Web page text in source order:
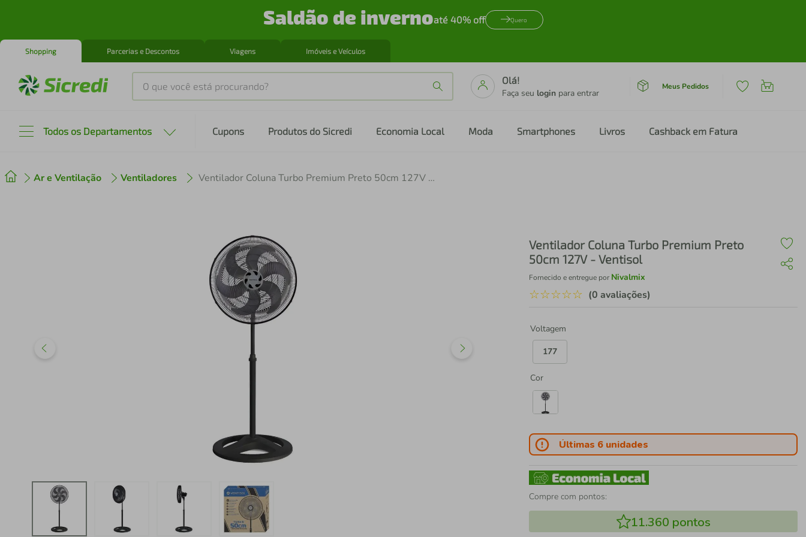
Saldão de invernoaté 40% off Quero
Shopping Parcerias e Descontos Viagens Imóveis e Veículos
O que você está procurando?
Olá!
Faça seu login para entrar
Meus Pedidos
Todos os Departamentos Cupons Produtos do Sicredi Economia Local Moda Smartphones Livros Cashback em Fatura
Ar e Ventilação Ventiladores Ventilador Coluna Turbo Premium Preto 50cm 127V - Ventisol
Ventilador Coluna Turbo Premium Preto
50cm 127V - Ventisol
Fornecido e entregue por Nivalmix
☆☆☆☆☆ (0 avaliações)
Voltagem
177
Cor
Últimas 6 unidades
Compre com pontos:
11.360 pontos
2º cafeteira